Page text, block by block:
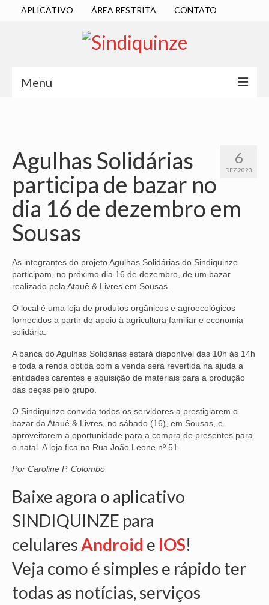
APLICATIVO ÁREA RESTRITA CONTATO
Menu
DIRETORIA EXECUTIVA
ESTATUTO
ATAS
LOCALIZAÇÃO
QUEM SOMOS
NOSSA HISTÓRIA
SUBSEDES
BAURU
PRESIDENTE PRUDENTE
RIBEIRÃO PRETO
SÃO JOSÉ DOS CAMPOS
NOTÍCIAS
BOLETIM
6
DEZ 2023
Agulhas Solidárias
participa de bazar no
dia 16 de dezembro em
Sousas
As integrantes do projeto Agulhas Solidárias do Sindiquinze
participam, no próximo dia 16 de dezembro, de um bazar
realizado pela Atauê & Livres em Sousas.
O local é uma loja de produtos orgânicos e agroecológicos
fornecidos a partir de apoio à agricultura familiar e economia
solidária.
A banca do Agulhas Solidárias estará disponível das 10h às 14h
e toda a renda obtida com a venda será revertida na ajuda a
entidades carentes e aquisição de materiais para a produção
das peças pelo grupo.
O Sindiquinze convida todos os servidores a prestigiarem o
bazar da Atauê & Livres, no sábado (16), em Sousas, e
aproveitarem a oportunidade para a compra de presentes para
o natal. A loja fica na Rua João Leone nº 51.
Por Caroline P. Colombo
Baixe agora o aplicativo
SINDIQUINZE para
celularesAndroid e IOS!
Veja como é simples e rápido ter
todas as notícias, serviços